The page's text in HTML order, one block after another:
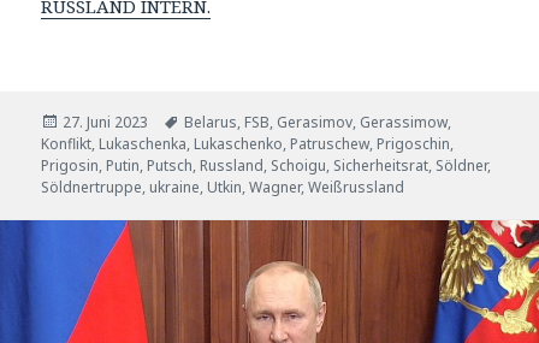
RUSSLAND INTERN.
Veröffentlicht
am
27. Juni 2023 Tags
Belarus, FSB, Gerasimov, Gerassimow,
Konflikt, Lukaschenka, Lukaschenko, Patruschew, Prigoschin,
Prigosin, Putin, Putsch, Russland, Schoigu, Sicherheitsrat, Söldner,
Söldnertruppe, ukraine, Utkin,Wagner,Weißrussland